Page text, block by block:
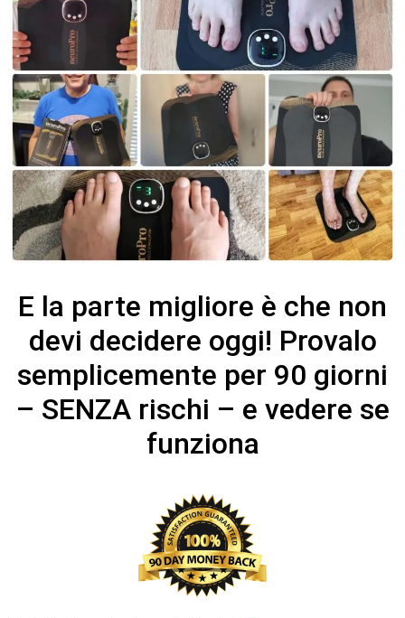
E la parte migliore è che non
devi decidere oggi! Provalo
semplicemente per 90 giorni
– SENZA rischi – e vedere se
funziona